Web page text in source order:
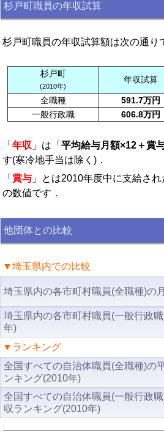
杉戸町職員の年収試算
杉戸町職員の年収試算額は次の通り
杉戸町
(2010年)
年収試算
全職種 591.7万円
一般行政職
606.8万円
「 年収 」は「 平均給与月額×12＋賞
す(寒冷地手当は除く)．
「 賞与 」とは2010年度中に支給さ
の数値です．
他団体との比較
▼埼玉県内での比較
埼玉県内の各市町村職員(全職種)の
埼玉県内の各市町村職員(一般行政
年)
▼ランキング
全国すべての自治体職員(全職種)の
ンキング(2010年)
全国すべての自治体職員(一般行政
収ランキング(2010年)